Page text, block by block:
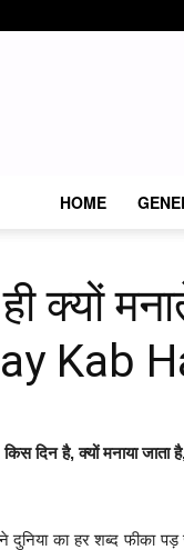
HOME
क्यों
Kab
किस दिन है, क्यों मनाया
दुनिया का हर शब्द फीका